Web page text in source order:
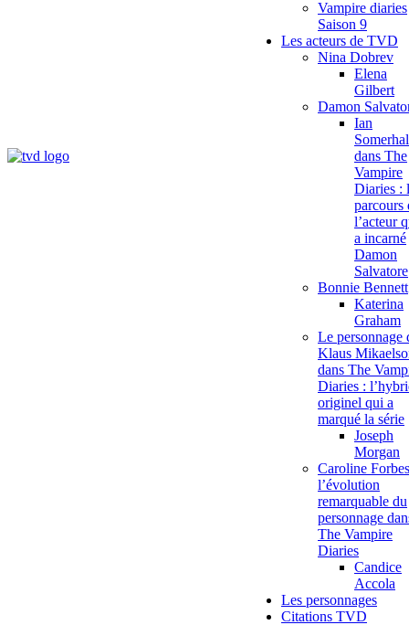
Vampire Diaries France
Le site fan français TVD,
The Originals et Legacies
Vampire diaries
Saison 9
Les acteurs de TVD
Nina Dobrev
Elena
Gilbert
Damon
Ian
dans The
Vampire
Diaries :
parcours
l’acteur
a incarné
Damon
Salvatore
Bonnie Bennett
Katerina
Graham
Le personnage
Klaus
dans The
Diaries :
originel qui a
marqué la série
Joseph
Morgan
Caroline
l’évolution
remarquable du
personnage
The Vampire
Diaries
Candice
Accola
Les personnages
Citations TVD